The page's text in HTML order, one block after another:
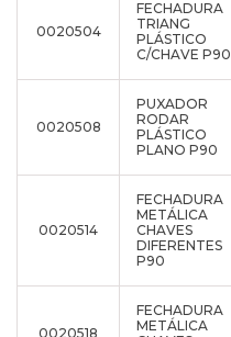
0020504
FECHADURA
TRIANG
PLÁSTICO
C/CHAVE P90
0020508
PUXADOR
RODAR
PLÁSTICO
PLANO P90
0020514
FECHADURA
METÁLICA
CHAVES
DIFERENTES
P90
0020518
FECHADURA
METÁLICA